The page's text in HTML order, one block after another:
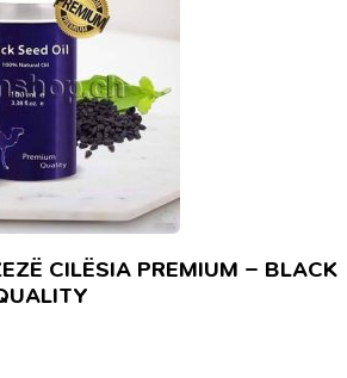
CILËSIA PREMIUM – BLACK